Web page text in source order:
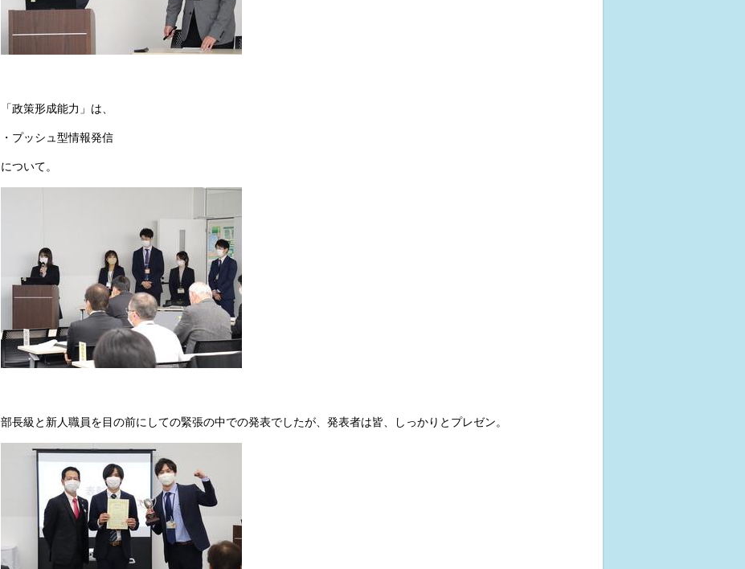
「政策形成能力」は、
・プッシュ型情報発信
について。
部長級と新人職員を目の前にしての緊張の中での発表でしたが、発表者は皆、しっかりとプレゼン。